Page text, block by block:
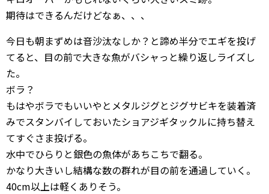
期待はできるんだけどなぁ、、、
今日も朝まずめは音沙汰なしか？と諦め半分でエギを投げ
てると、目の前で大きな魚がバシャっと繰り返しライズし
た。
ボラ？
もはやボラでもいいやとメタルジグとジグサビキを装着済
みでスタンバイしておいたショアジギタックルに持ち替え
てすぐさま投げる。
水中でひらりと銀色の魚体があちこちで翻る。
かなり大きいし結構な数の群れが目の前を通過していく。
40cm以上は軽くありそう。